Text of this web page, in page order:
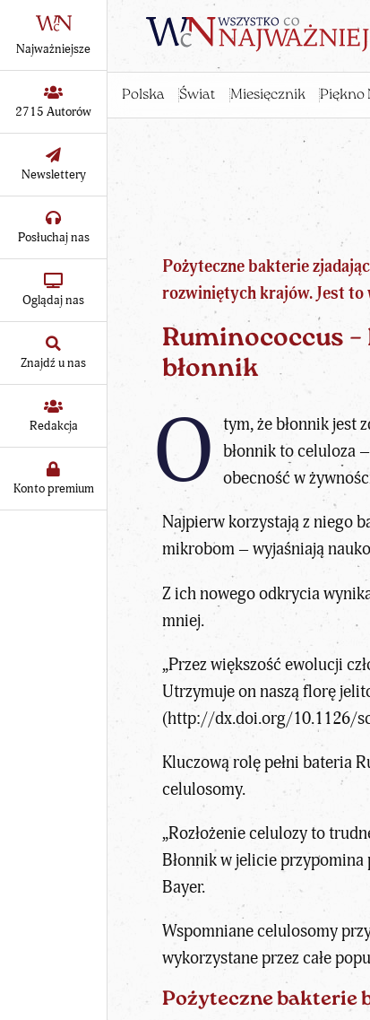
Polska Świat Miesięcznik Piękno
Najważniejsze
2715 Autorów
Newslettery
Posłuchaj nas
Oglądaj nas
Znajdź u nas
Redakcja
Konto premium
Pożyteczne bakterie
rozwiniętych krajów. Jest to
Ruminococcus
błonnik
O tym, że błonnik jest
błonnik to celuloza
obecność w
Najpierw korzystają z niego
mikrobom – wyjaśniają
Z ich nowego odkrycia
mniej.
„Przez większość ewolucji
Utrzymuje on naszą florę
(http://dx.doi.org/10.1126/
Kluczową rolę pełni bateria
celulosomy.
„Rozłożenie celulozy to
Błonnik w jelicie przypomina
Bayer.
Wspomniane celulosomy
wykorzystane przez całe
Pożyteczne bakterie